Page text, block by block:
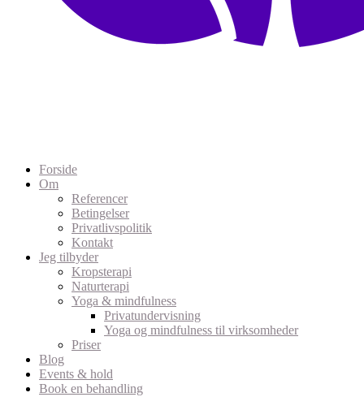
Forside
Om
Referencer
Betingelser
Privatlivspolitik
Kontakt
Jeg tilbyder
Kropsterapi
Naturterapi
Yoga & mindfulness
Privatundervisning
Yoga og mindfulness til virksomheder
Priser
Blog
Events & hold
Book en behandling